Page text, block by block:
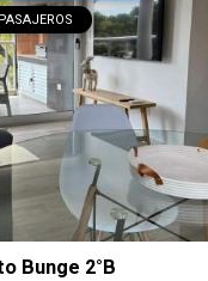
Bunge 2°B